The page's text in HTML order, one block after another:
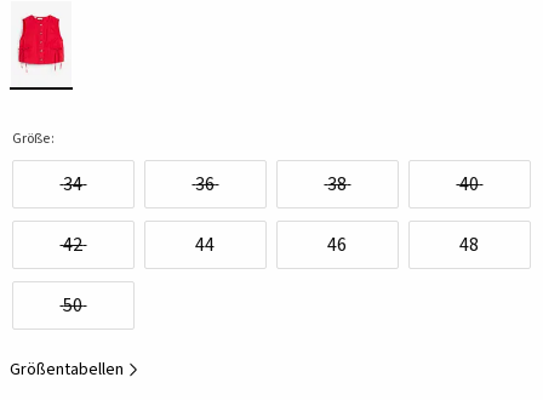
Größe:
34 36 38 40
42 44 46 48
50
Größentabellen